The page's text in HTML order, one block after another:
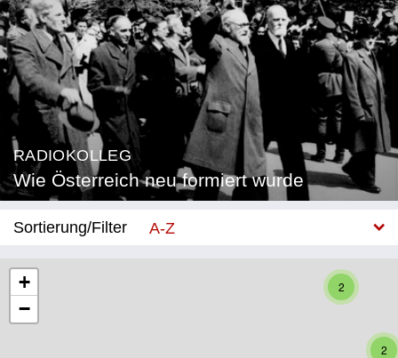
RADIOKOLLEG
Wie Österreich neu formiert wurde
Sortierung/Filter
A-Z
2
2
+
−